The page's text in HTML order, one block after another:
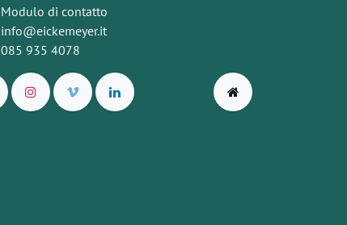
Modulo di contatto
info@eickemeyer.it
085 935 4078